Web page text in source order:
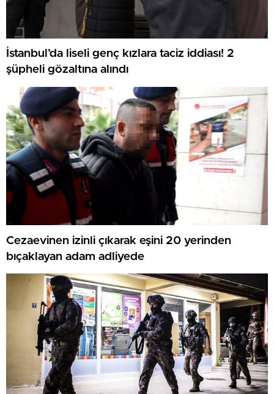
İstanbul’da liseli genç kızlara taciz iddiası! 2
şüpheli gözaltına alındı
Cezaevinen izinli çıkarak eşini 20 yerinden
bıçaklayan adam adliyede